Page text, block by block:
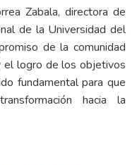
Zabala, directora de
de la Universidad del
de la comunidad
el logro de los objetivos
fundamental para que
hacia la